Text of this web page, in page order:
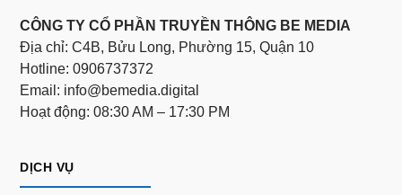
CÔNG TY CỔ PHẦN TRUYỀN THÔNG BE MEDIA
Địa chỉ: C4B, Bửu Long, Phường 15, Quận 10
Hotline: 0906737372
Email: info@bemedia.digital
Hoạt động: 08:30 AM – 17:30 PM
DỊCH VỤ